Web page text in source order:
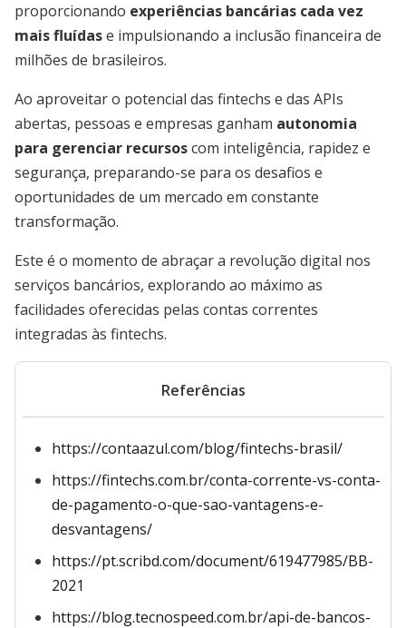
proporcionando experiências bancárias cada vez
mais fluídase impulsionando a inclusão financeira de
milhões de brasileiros.
Ao aproveitar o potencial das fintechs e das APIs
abertas, pessoas e empresas ganham autonomia
para gerenciar recursoscom inteligência, rapidez e
segurança, preparando-se para os desafios e
oportunidades de um mercado em constante
transformação.
Este é o momento de abraçar a revolução digital nos
serviços bancários, explorando ao máximo as
facilidades oferecidas pelas contas correntes
integradas às fintechs.
Referências
https://contaazul.com/blog/fintechs-brasil/
https://fintechs.com.br/conta-corrente-vs-conta-
de-pagamento-o-que-sao-vantagens-e-
desvantagens/
https://pt.scribd.com/document/619477985/BB-
2021
https://blog.tecnospeed.com.br/api-de-bancos-